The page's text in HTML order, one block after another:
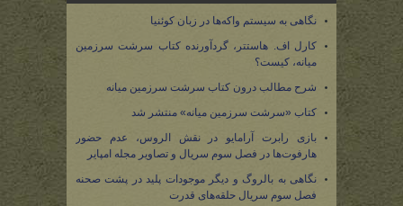
نگاهی به سیستم واکه‌ها در زبان کوئنیا
کارل اف. هاستتر، گردآورنده کتاب سرشت سرزمین
میانه، کیست؟
شرح مطالب درون کتاب سرشت سرزمین میانه
کتاب «سرشت سرزمین میانه» منتشر شد
بازی رابرت آرامایو در نقش الروس، عدم حضور
هارفوت‌ها در فصل سوم سریال و تصاویر مجله امپایر
نگاهی به بالروگ و دیگر موجودات پلید در پشت صحنه
فصل سوم سریال حلقه‌های قدرت